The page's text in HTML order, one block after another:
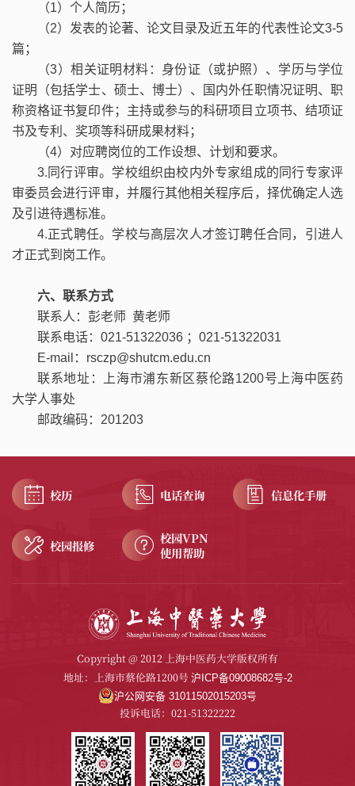
（1）个人简历；
（2）发表的论著、论文目录及近五年的代表性论文3-5
篇；
（3）相关证明材料：身份证（或护照）、学历与学位
证明（包括学士、硕士、博士）、国内外任职情况证明、职
称资格证书复印件；主持或参与的科研项目立项书、结项证
书及专利、奖项等科研成果材料；
（4）对应聘岗位的工作设想、计划和要求。
3. 同行评审。学校组织由校内外专家组成的同行专家评
审委员会进行评审，并履行其他相关程序后，择优确定人选
及引进待遇标准。
4.正式聘任。学校与高层次人才签订聘任合同，引进人
才正式到岗工作。
六、联系方式
联系人：彭老师 黄老师
联系电话： 021-51322036 ； 021-51322031
E-mail ： rsczp@shutcm.edu.cn
联系地址：上海市浦东新区蔡伦路1200号上海中医药
大学人事处
邮政编码： 201203
校历 电话查询 信息化手册
校园报修
校园VPN
使用帮助
Copyright @ 2012 上海中医药大学版权所有
地址：上海市蔡伦路1200号 沪ICP备09008682号-2
沪公网安备 31011502015203号
投诉电话：021-51322222